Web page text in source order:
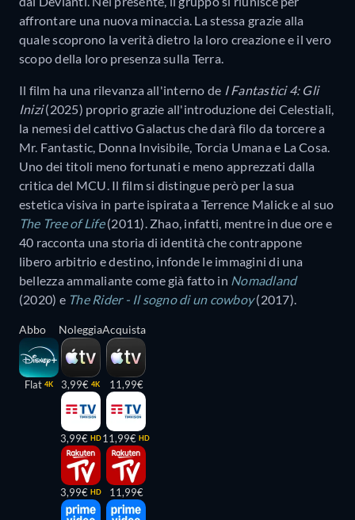
affrontare una nuova minaccia. La stessa grazie alla
quale scoprono la verità dietro la loro creazione e il vero
scopo della loro presenza sulla Terra.
Il film ha una rilevanza all'interno de I Fantastici 4: Gli
Inizi(2025) proprio grazie all'introduzione dei Celestiali,
la nemesi del cattivo Galactus che darà filo da torcere a
Mr. Fantastic, Donna Invisibile, Torcia Umana e La Cosa.
Uno dei titoli meno fortunati e meno apprezzati dalla
critica del MCU. Il film si distingue però per la sua
estetica visiva in parte ispirata a Terrence Malick e al suo
The Tree of Life(2011). Zhao, infatti, mentre in due ore e
40 racconta una storia di identità che contrappone
libero arbitrio e destino, infonde le immagini di una
bellezza ammaliante come già fatto in Nomadland
(2020) e The Rider - Il sogno di un cowboy (2017).
Abbo
Flat 4K
Noleggia
3,99€ 4K
3,99€ HD
3,99€ HD
Acquista
11,99€
11,99€ HD
11,99€